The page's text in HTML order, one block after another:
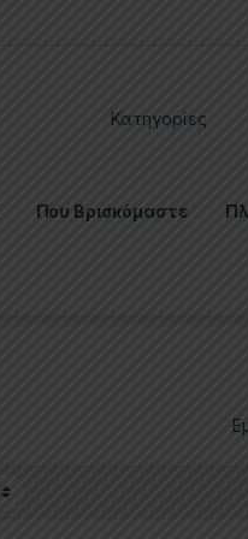
Που Βρισκόμαστε